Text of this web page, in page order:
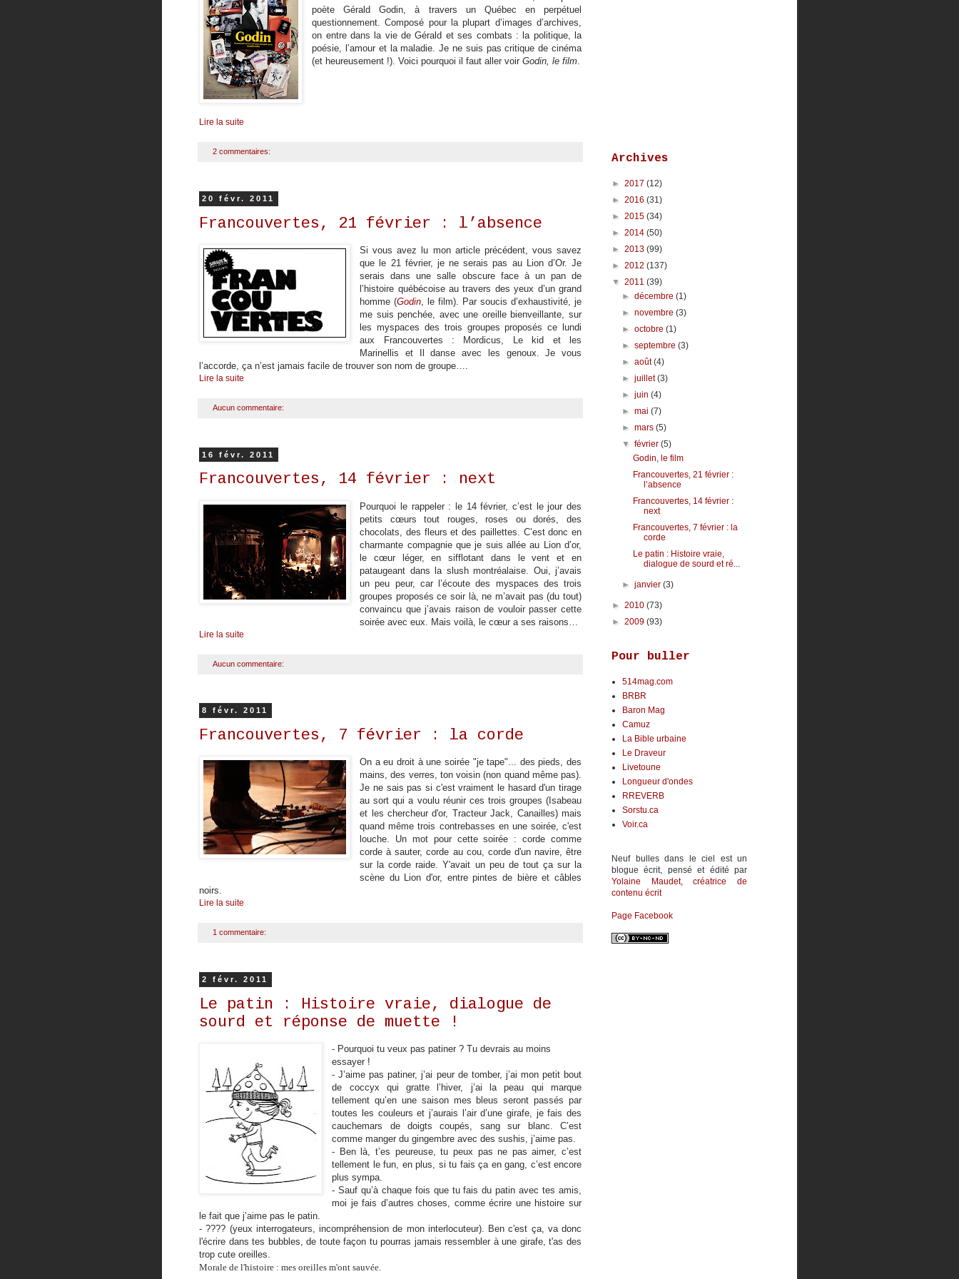
poète Gérald Godin, à travers un Québec en perpétuel
questionnement. Composé pour la plupart d’images d’archives,
on entre dans la vie de Gérald et ses combats : la politique, la
poésie, l’amour et la maladie. Je ne suis pas critique de cinéma
(et heureusement !). Voici pourquoi il faut aller voirGodin, le film.
Lire la suite
2 commentaires:
20 févr. 2011
Francouvertes, 21 février : l’absence
Si vous avez lu mon article précédent, vous savez
que le 21 février, je ne serais pas au Lion d’Or. Je
serais dans une salle obscure face à un pan de
l’histoire québécoise au travers des yeux d’un grand
homme (Godin , le film). Par soucis d’exhaustivité, je
me suis penchée, avec une oreille bienveillante, sur
les myspaces des trois groupes proposés ce lundi
aux Francouvertes : Mordicus, Le kid et les
Marinellis et Il danse avec les genoux. Je vous
l’accorde, ça n’est jamais facile de trouver son nom de groupe….
Lire la suite
Aucun commentaire:
16 févr. 2011
Francouvertes, 14 février : next
Pourquoi le rappeler : le 14 février, c’est le jour des
petits cœurs tout rouges, roses ou dorés, des
chocolats, des fleurs et des paillettes. C’est donc en
charmante compagnie que je suis allée au Lion d’or,
le cœur léger, en sifflotant dans le vent et en
pataugeant dans la slush montréalaise. Oui, j’avais
un peu peur, car l’écoute des myspaces des trois
groupes proposés ce soir là, ne m’avait pas (du tout)
convaincu que j’avais raison de vouloir passer cette
soirée avec eux. Mais voilà, le cœur a ses raisons…
Lire la suite
Aucun commentaire:
8 févr. 2011
Francouvertes, 7 février : la corde
On a eu droit à une soirée "je tape"... des pieds, des
mains, des verres, ton voisin (non quand même pas).
Je ne sais pas si c'est vraiment le hasard d'un tirage
au sort qui a voulu réunir ces trois groupes (Isabeau
et les chercheur d'or, Tracteur Jack, Canailles) mais
quand même trois contrebasses en une soirée, c'est
louche. Un mot pour cette soirée : corde comme
corde à sauter, corde au cou, corde d'un navire, être
sur la corde raide. Y'avait un peu de tout ça sur la
scène du Lion d'or, entre pintes de bière et câbles
noirs.
Lire la suite
1 commentaire:
2 févr. 2011
Le patin : Histoire vraie, dialogue de
sourd et réponse de muette !
- Pourquoi tu veux pas patiner ? Tu devrais au moins
essayer !
- J’aime pas patiner, j’ai peur de tomber, j’ai mon petit bout
de coccyx qui gratte l’hiver, j’ai la peau qui marque
tellement qu’en une saison mes bleus seront passés par
toutes les couleurs et j’aurais l’air d’une girafe, je fais des
cauchemars de doigts coupés, sang sur blanc. C’est
comme manger du gingembre avec des sushis, j’aime pas.
- Ben là, t’es peureuse, tu peux pas ne pas aimer, c’est
tellement le fun, en plus, si tu fais ça en gang, c’est encore
plus sympa.
- Sauf qu’à chaque fois que tu fais du patin avec tes amis,
moi je fais d’autres choses, comme écrire une histoire sur
le fait que j’aime pas le patin.
- ???? (yeux interrogateurs, incompréhension de mon interlocuteur). Ben c'est ça, va donc
l'écrire dans tes bubbles, de toute façon tu pourras jamais ressembler à une girafe, t'as des
trop cute oreilles.
Morale de l'histoire : mes oreilles m'ont sauvée.
Archives
► 2017 (12)
► 2016 (31)
► 2015 (34)
► 2014 (50)
► 2013 (99)
► 2012 (137)
▼ 2011 (39)
►décembre(1)
►novembre(3)
►octobre(1)
►septembre(3)
►août(4)
►juillet(3)
►juin(4)
►mai(7)
►mars(5)
▼février(5)
Godin, le film
Francouvertes, 21 février :
l’absence
Francouvertes, 14 février :
next
Francouvertes, 7 février : la
corde
Le patin : Histoire vraie,
dialogue de sourd et ré...
►janvier(3)
► 2010 (73)
► 2009 (93)
Pour buller
514mag.com
BRBR
Baron Mag
Camuz
La Bible urbaine
Le Draveur
Livetoune
Longueur d'ondes
RREVERB
Sorstu.ca
Voir.ca
Neuf bulles dans le ciel est un
blogue écrit, pensé et édité par
Yolaine Maudet, créatrice de
contenu écrit
Page Facebook